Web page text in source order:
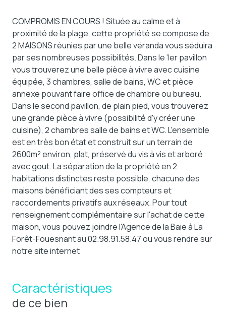
COMPROMIS EN COURS ! Située au calme et à
proximité de la plage, cette propriété se compose de
2 MAISONS réunies par une belle véranda vous séduira
par ses nombreuses possibilités. Dans le 1er pavillon
vous trouverez une belle pièce à vivre avec cuisine
équipée, 3 chambres, salle de bains, WC et pièce
annexe pouvant faire office de chambre ou bureau.
Dans le second pavillon, de plain pied, vous trouverez
une grande pièce à vivre (possibilité d'y créer une
cuisine), 2 chambres salle de bains et WC. L'ensemble
est en très bon état et construit sur un terrain de
2600m² environ, plat, préservé du vis à vis et arboré
avec gout. La séparation de la propriété en 2
habitations distinctes reste possible, chacune des
maisons bénéficiant des ses compteurs et
raccordements privatifs aux réseaux. Pour tout
renseignement complémentaire sur l'achat de cette
maison, vous pouvez joindre l'Agence de la Baie à La
Forêt-Fouesnant au 02.98.91.58.47 ou vous rendre sur
notre site internet
Caractéristiques
de ce bien